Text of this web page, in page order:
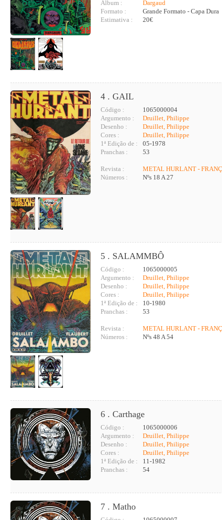
Álbum :
Dargaud
Formato :
Grande Formato - Capa Dura
Estimativa :
20€
4 . GAIL
Código :
1065000004
Argumento :
Druillet, Philippe
Desenho :
Druillet, Philippe
Cores :
Druillet, Philippe
1ª Edição de :
05-1978
Pranchas :
53
Revista :
METAL HURLANT -
Números :
Nºs 18 A 27
5 . SALAMMBÔ
Código :
1065000005
Argumento :
Druillet, Philippe
Desenho :
Druillet, Philippe
Cores :
Druillet, Philippe
1ª Edição de :
10-1980
Pranchas :
53
Revista :
METAL HURLANT -
Números :
Nºs 48 A 54
6 . Carthage
Código :
1065000006
Argumento :
Druillet, Philippe
Desenho :
Druillet, Philippe
Cores :
Druillet, Philippe
1ª Edição de :
11-1982
Pranchas :
54
7 . Matho